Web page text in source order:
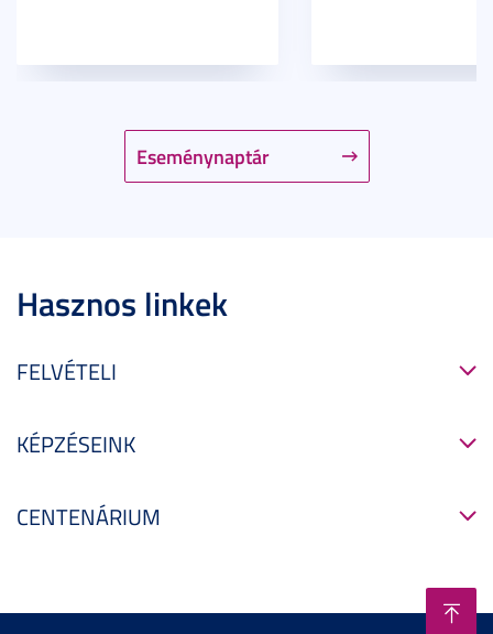
Eseménynaptár
Hasznos linkek
FELVÉTELI
KÉPZÉSEINK
CENTENÁRIUM